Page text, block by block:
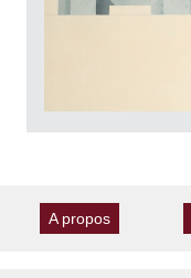
A propos